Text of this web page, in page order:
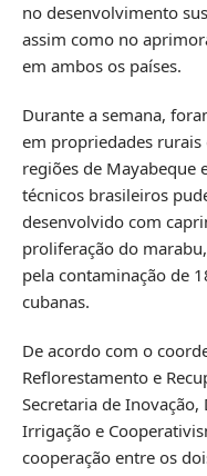
no desenvolvimento
assim como no
em ambos os países.
Durante a semana,
em propriedades rurais
regiões de Mayabeque
técnicos brasileiros
desenvolvido com
proliferação do
pela contaminação de
cubanas.
De acordo com o
Reflorestamento e
Secretaria de
Irrigação e
cooperação entre os